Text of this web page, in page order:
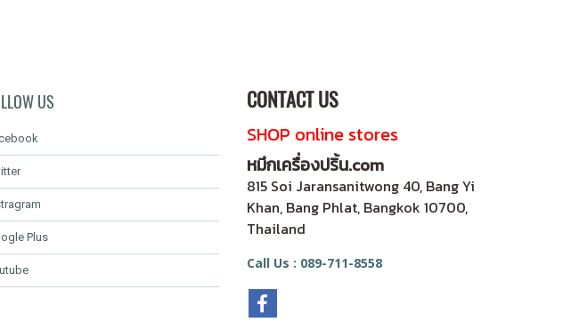
US
Plus
CONTACT US
SHOP online stores
หมึกเครื่องปริ้น.com
815 Soi Jaransanitwong 40, Bang Yi
Khan, Bang Phlat, Bangkok 10700,
Thailand
Call Us : 089-711-8558